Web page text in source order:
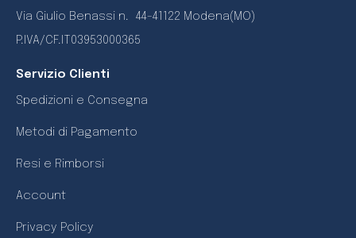
Via Giulio Benassi n.
44-41122 Modena(MO)
P.IVA/CF.IT03953000365
Servizio Clienti
Spedizioni e Consegna
Metodi di Pagamento
Resi e Rimborsi
Account
Privacy Policy